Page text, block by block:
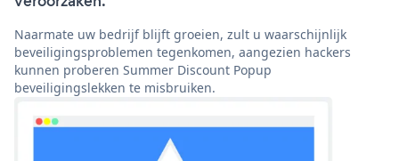
Naarmate uw bedrijf blijft groeien, zult u waarschijnlijk
beveiligingsproblemen tegenkomen, aangezien hackers
kunnen proberen Summer Discount Popup
beveiligingslekken te misbruiken.